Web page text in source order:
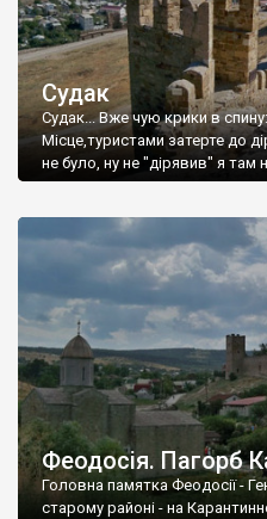
Судак
Судак... Вже чую крики в
Місце,туристами затерте до
не було, ну не "дірявив" я там
Феодосія. Пагорб
Головна памятка Феодосії -
старому районі - на